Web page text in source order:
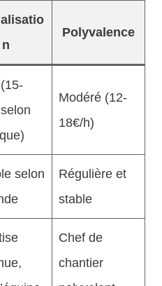
n
Polyvalence
Modéré (12-
18€/h)
selon
Régulière et
stable
Chef de
chantier